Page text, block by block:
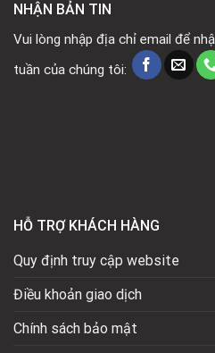
NHẬN BẢN TIN
Vui lòng nhập địa chỉ email để
tuần của chúng tôi:
HỖ TRỢ KHÁCH HÀNG
Quy định truy cập website
Điều khoản giao dịch
Chính sách bảo mật